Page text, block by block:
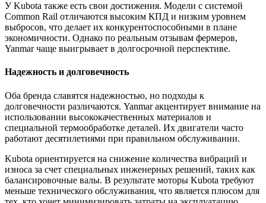
У Kubota также есть свои достижения. Модели с системой
Common Rail отличаются высоким КПД и низким уровнем
выбросов, что делает их конкурентоспособными в плане
экономичности. Однако по реальным отзывам фермеров,
Yanmar чаще выигрывает в долгосрочной перспективе.
Надежность и долговечность
Оба бренда славятся надежностью, но подходы к
долговечности различаются. Yanmar акцентирует внимание на
использовании высококачественных материалов и
специальной термообработке деталей. Их двигатели часто
работают десятилетиями при правильном обслуживании.
Kubota ориентируется на снижение количества вибраций и
износа за счет специальных инженерных решений, таких как
балансировочные валы. В результате моторы Kubota требуют
меньше технического обслуживания, что является плюсом для